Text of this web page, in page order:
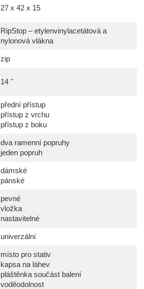
27 x 42 x 15
RipStop – etylenvinylacetátová a
nylonová vlákna
zip
14 ''
přední přístup
přístup z vrchu
přístup z boku
dva ramenní popruhy
jeden popruh
dámské
pánské
pevné
vložka
nastavitelné
univerzální
místo pro stativ
kapsa na láhev
pláštěnka součást balení
voděodolnost